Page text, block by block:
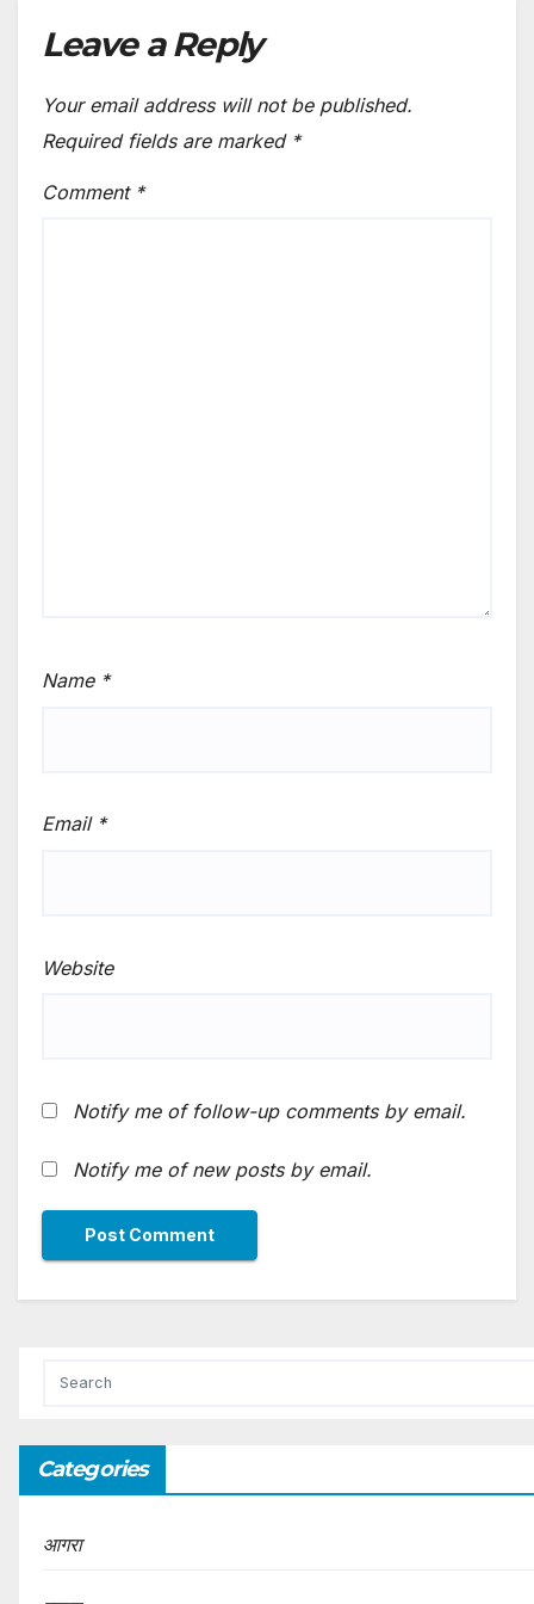
Leave a Reply
Your email address will not be published.
Required fields are marked *
Comment *
Name *
Email *
Website
Notify me of follow-up comments by email.
Notify me of new posts by email.
Categories
आगरा